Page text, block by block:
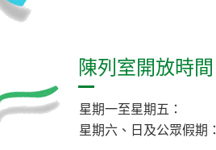
陳列室開放時間
星期一至星期五：
星期六、日及公眾假期：